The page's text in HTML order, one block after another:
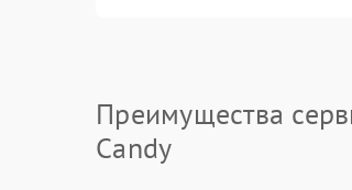
Преимущества
Candy